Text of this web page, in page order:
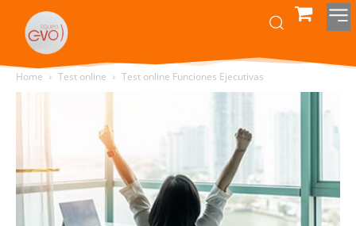
Home Test online Test online Funciones Ejecutivas